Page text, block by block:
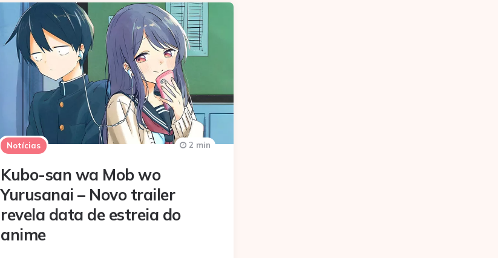
Notícias
Kubo-san wa Mob wo
Yurusanai – Novo trailer
revela data de estreia do
anime
2 min